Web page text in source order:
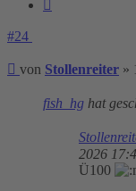
#24
Beitrag
von Stollenreiter »
fish_hg hat
2026
Ü100